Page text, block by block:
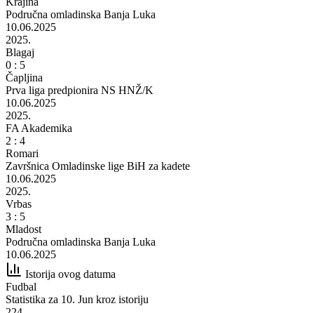
Područna omladinska Banja Luka
10.06.2025
2025.
Blagaj
0 : 5
Čapljina
Prva liga predpionira NS HNŽ/K
10.06.2025
2025.
FA Akademika
2 : 4
Romari
Završnica Omladinske lige BiH za kadete
10.06.2025
2025.
Vrbas
3 : 5
Mladost
Područna omladinska Banja Luka
10.06.2025
Istorija ovog datuma
Fudbal
Statistika za 10. Jun kroz istoriju